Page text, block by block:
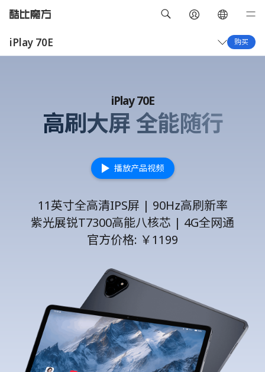
iPlay 70E
概览
购买
iPlay 70E
高刷大屏 全能随行
播放产品视频
11英寸全高清IPS屏 | 90Hz高刷新率
紫光展锐T7300高能八核芯 | 4G全网通
官方价格: ￥1199